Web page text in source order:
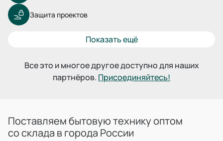
Защита проектов
Показать ещё
Все это и многое другое доступно для наших
партнёров. Присоединяйтесь!
Поставляем бытовую технику оптом
со склада в города России